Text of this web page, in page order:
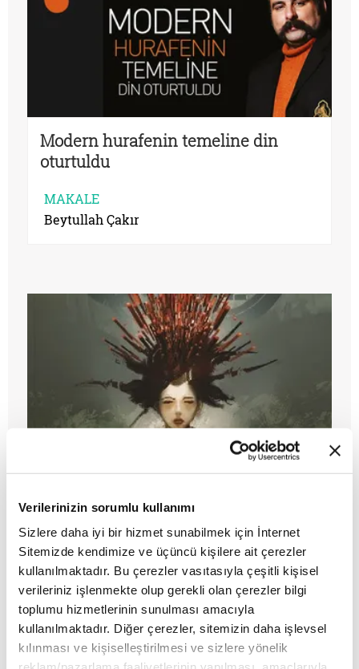
Verilerinizin sorumlu kullanımı
Sizlere daha iyi bir hizmet sunabilmek için İnternet
Sitemizde kendimize ve üçüncü kişilere ait çerezler
kullanılmaktadır. Bu çerezler vasıtasıyla çeşitli kişisel
verileriniz işlenmekte olup gerekli olan çerezler bilgi
toplumu hizmetlerinin sunulması amacıyla
kullanılmaktadır. Diğer çerezler, sitemizin daha işlevsel
kılınması ve kişiselleştirilmesi ve sizlere yönelik
Modern hurafenin temeline din
oturtuldu
MAKALE
Beytullah Çakır
Türkiye'ye musallat olmuş hurafe:
MAKALE
Gökhan Ergür